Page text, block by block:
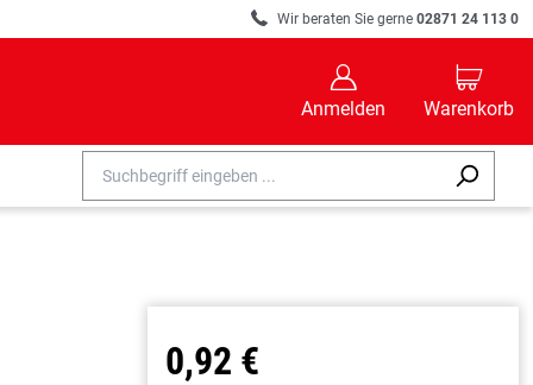
R Wir beraten Sie gerne 02871 24 113 0
B
Anmelden
C
Warenkorb
0,92 €